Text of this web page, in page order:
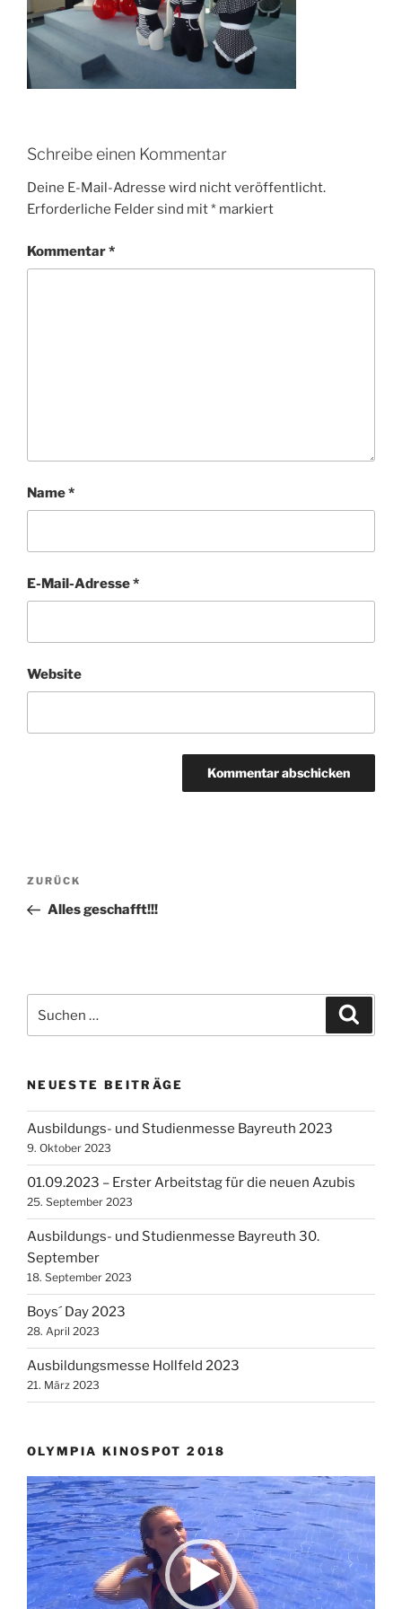
Schreibe einen Kommentar
Deine E-Mail-Adresse wird nicht veröffentlicht.
Erforderliche Felder sind mit* markiert
Kommentar*
Name*
E-Mail-Adresse*
Website
Beitragsnavigation
Vorheriger
Beitrag
ZURÜCK
Alles geschafft!!!
nach:
NEUESTE BEITRÄGE
Ausbildungs- und Studienmesse Bayreuth 2023
9. Oktober 2023
01.09.2023 – Erster Arbeitstag für die neuen Azubis
25. September 2023
Ausbildungs- und Studienmesse Bayreuth 30.
September
18. September 2023
Boys´ Day 2023
28. April 2023
Ausbildungsmesse Hollfeld 2023
21. März 2023
OLYMPIA KINOSPOT 2018
Video-
Player